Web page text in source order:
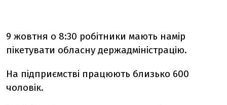
9 жовтня о 8:30 робітники мають намір
пікетувати обласну держадміністрацію.
На підприємстві працюють близько 600
чоловік.